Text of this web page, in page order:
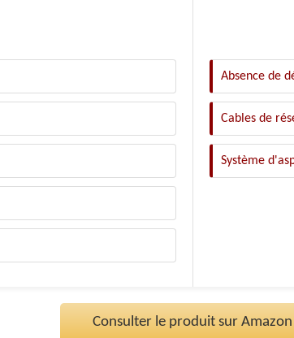
Absence de
Cables de
Système
Consulter le produit sur Amazon